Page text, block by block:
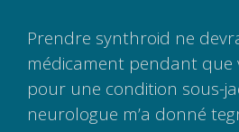
Prendre synthroid ne
médicament pendant que
pour une condition sous-
neurologue m’a donné